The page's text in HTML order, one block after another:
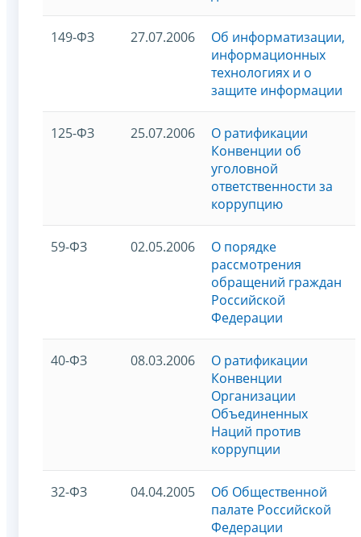
149-ФЗ 27.07.2006
Об информатизации,
информационных
технологиях и о
защите информации
125-ФЗ 25.07.2006
О ратификации
Конвенции об
уголовной
ответственности за
коррупцию
59-ФЗ 02.05.2006
О порядке
рассмотрения
обращений граждан
Российской
Федерации
40-ФЗ 08.03.2006
О ратификации
Конвенции
Организации
Объединенных
Наций против
коррупции
32-ФЗ 04.04.2005
Об Общественной
палате Российской
Федерации